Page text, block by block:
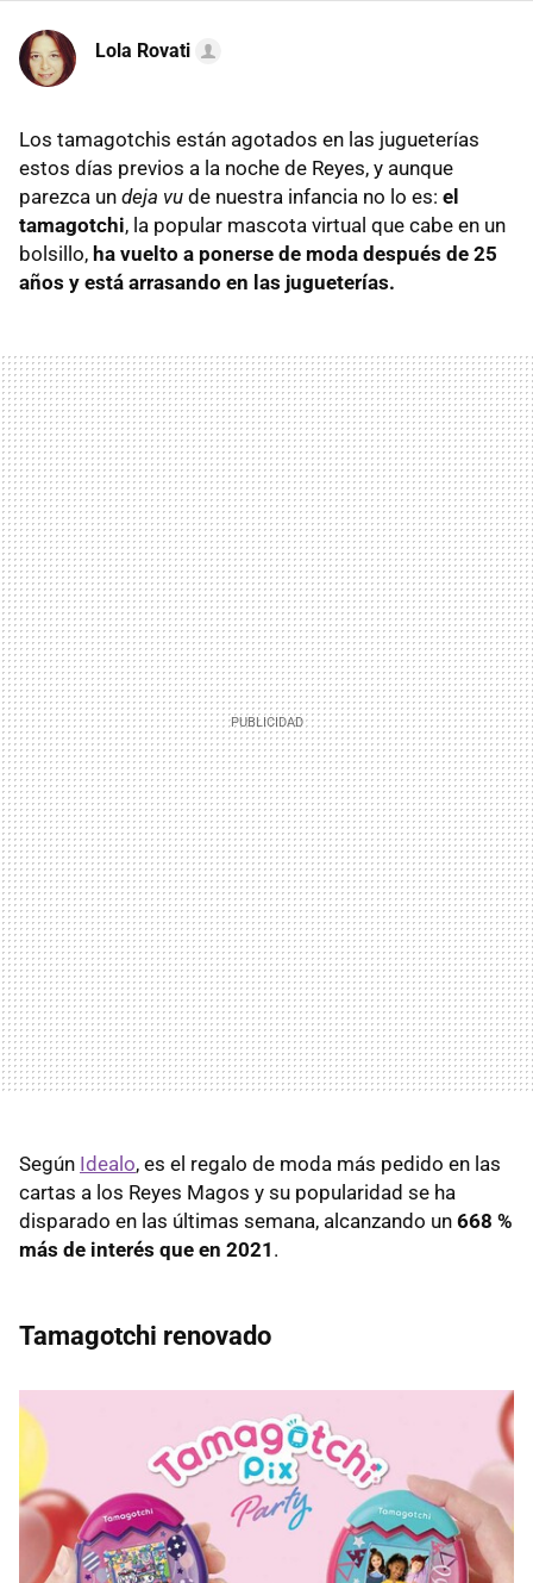
Lola Rovati
Los tamagotchis están agotados en las jugueterías
estos días previos a la noche de Reyes, y aunque
parezca un deja vu de nuestra infancia no lo es: el
tamagotchi, la popular mascota virtual que cabe en un
bolsillo, ha vuelto a ponerse de moda después de 25
años y está arrasando en las jugueterías.
Según Idealo, es el regalo de moda más pedido en las
cartas a los Reyes Magos y su popularidad se ha
disparado en las últimas semana, alcanzando un 668 %
más de interés que en 2021 .
Tamagotchi renovado